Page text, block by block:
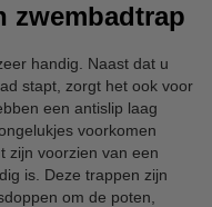
zwembadtrap
handig. Naast dat u
stapt, zorgt het ook voor
een antislip laag
voorkomen
zijn voorzien van een
is. Deze trappen zijn
om de poten,